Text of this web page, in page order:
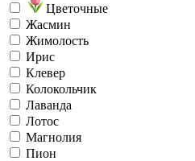
Цветочные
Жасмин
Жимолость
Ирис
Клевер
Колокольчик
Лаванда
Лотос
Магнолия
Пион